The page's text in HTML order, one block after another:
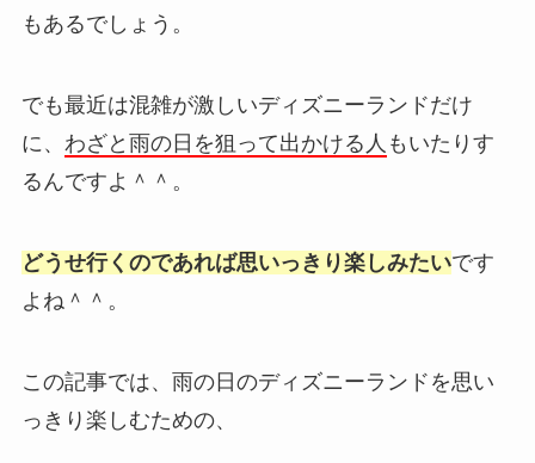
もあるでしょう。
でも最近は混雑が激しいディズニーランドだけ
に、 わざと雨の日を狙って出かける人 もいたりす
るんですよ＾＾。
どうせ行くのであれば思いっきり楽しみたいです
よね＾＾。
この記事では、雨の日のディズニーランドを思い
っきり楽しむための、